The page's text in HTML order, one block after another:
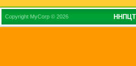
Copyright MyCorp © 2026